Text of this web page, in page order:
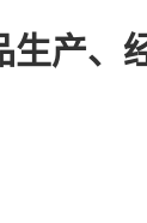
图说莒南
生产、